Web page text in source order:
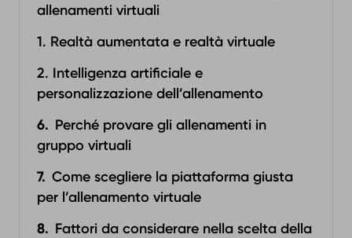
allenamenti virtuali
1. Realtà aumentata e realtà virtuale
2. Intelligenza artificiale e
personalizzazione dell’allenamento
Perché provare gli allenamenti in
gruppo virtuali
Come scegliere la piattaforma giusta
per l’allenamento virtuale
Fattori da considerare nella scelta della